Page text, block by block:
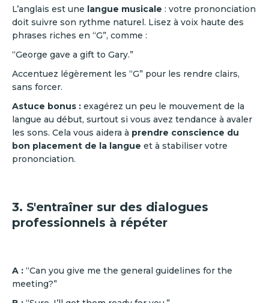
L’anglais est une langue musicale : votre prononciation
doit suivre son rythme naturel. Lisez à voix haute des
phrases riches en “G”, comme :
“George gave a gift to Gary.”
Accentuez légèrement les “G” pour les rendre clairs,
sans forcer.
Astuce bonus : exagérez un peu le mouvement de la
langue au début, surtout si vous avez tendance à avaler
les sons. Cela vous aidera à prendre conscience du
bon placement de la langue et à stabiliser votre
prononciation.
3. S'entraîner sur des dialogues
professionnels à répéter
A : “Can you give me the general guidelines for the
meeting?”